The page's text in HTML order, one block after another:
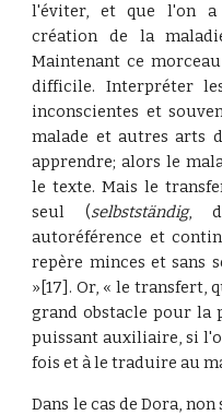
l'éviter, et que l'on a
création de la
Maintenant ce
difficile. Interpréter
inconscientes et
malade et autres arts
apprendre; alors le
le texte. Mais le
seul (selbstständig,
autoréférence et
repère minces et sans
»[17]. Or, « le transfert,
grand obstacle pour la
puissant auxiliaire, si
fois et à le traduire au
Dans le cas de Dora,